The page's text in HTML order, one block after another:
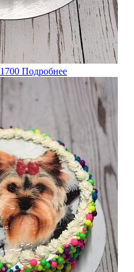
1700 Подробнее